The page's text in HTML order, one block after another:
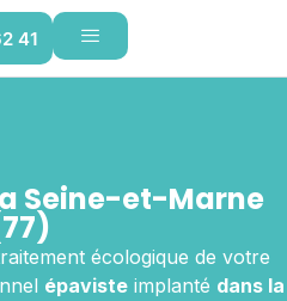
41
Seine-et-Marne
écologique de votre
épavisteimplanté dans la